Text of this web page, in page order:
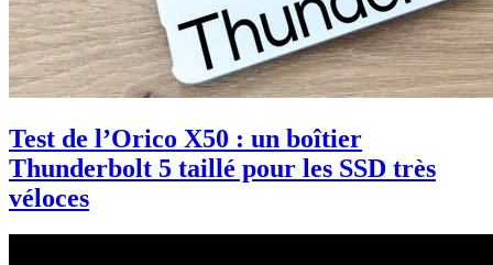
Test de l’Orico X50 : un boîtier
Thunderbolt 5 taillé pour les SSD très
véloces